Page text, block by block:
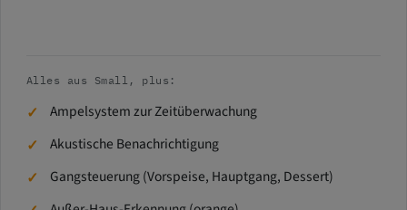
Alles aus Small, plus:
Ampelsystem zur Zeitüberwachung
Akustische Benachrichtigung
Gangsteuerung (Vorspeise, Hauptgang, Dessert)